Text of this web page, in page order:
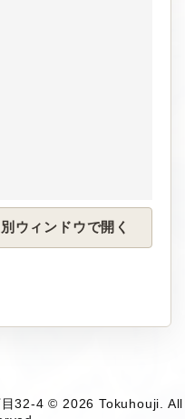
ウィンドウで開く
32-4 © 2026 Tokuhouji. All